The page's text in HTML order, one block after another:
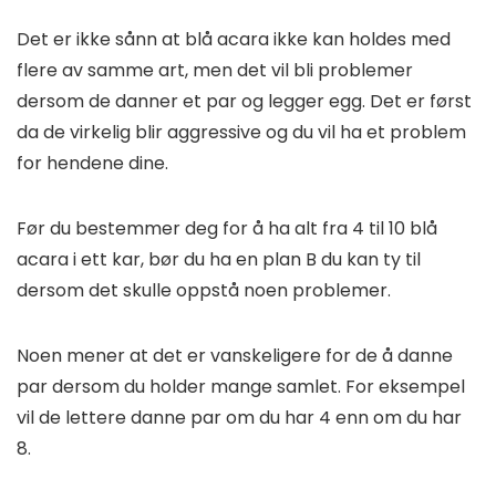
Det er ikke sånn at blå acara ikke kan holdes med
flere av samme art, men det vil bli problemer
dersom de danner et par og legger egg. Det er først
da de virkelig blir aggressive og du vil ha et problem
for hendene dine.
Før du bestemmer deg for å ha alt fra 4 til 10 blå
acara i ett kar, bør du ha en plan B du kan ty til
dersom det skulle oppstå noen problemer.
Noen mener at det er vanskeligere for de å danne
par dersom du holder mange samlet. For eksempel
vil de lettere danne par om du har 4 enn om du har
8.